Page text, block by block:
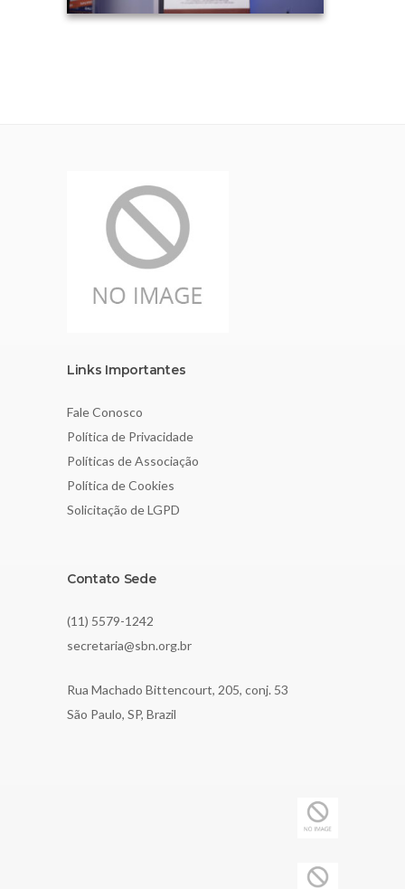
Links Importantes
Fale Conosco
Política de Privacidade
Políticas de Associação
Política de Cookies
Solicitação de LGPD
Contato Sede
(11) 5579-1242
secretaria@sbn.org.br
Rua Machado Bittencourt, 205, conj. 53
São Paulo, SP, Brazil